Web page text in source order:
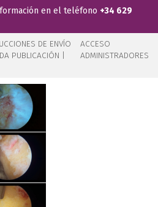
en el teléfono +34 629
DE ENVÍO
PUBLICACIÓN |
ACCESO
ADMINISTRADORES